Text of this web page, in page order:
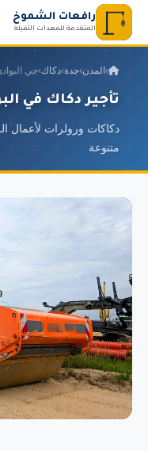
رافعات الشموخ
المتقدمة للمعدات الثقيلة
› المدن›جدة›دكاك›حي
تأجير دكاك في
دكاكات ورولرات لأعمال
متنوعة